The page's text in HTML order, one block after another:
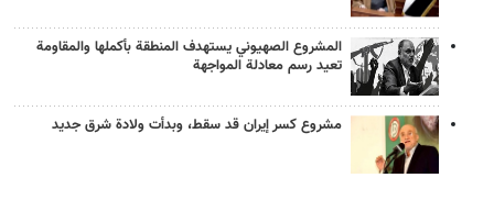
المشروع الصهيوني يستهدف المنطقة بأكملها والمقاومة
تعيد رسم معادلة المواجهة
مشروع كسر إيران قد سقط، وبدأت ولادة شرق جديد